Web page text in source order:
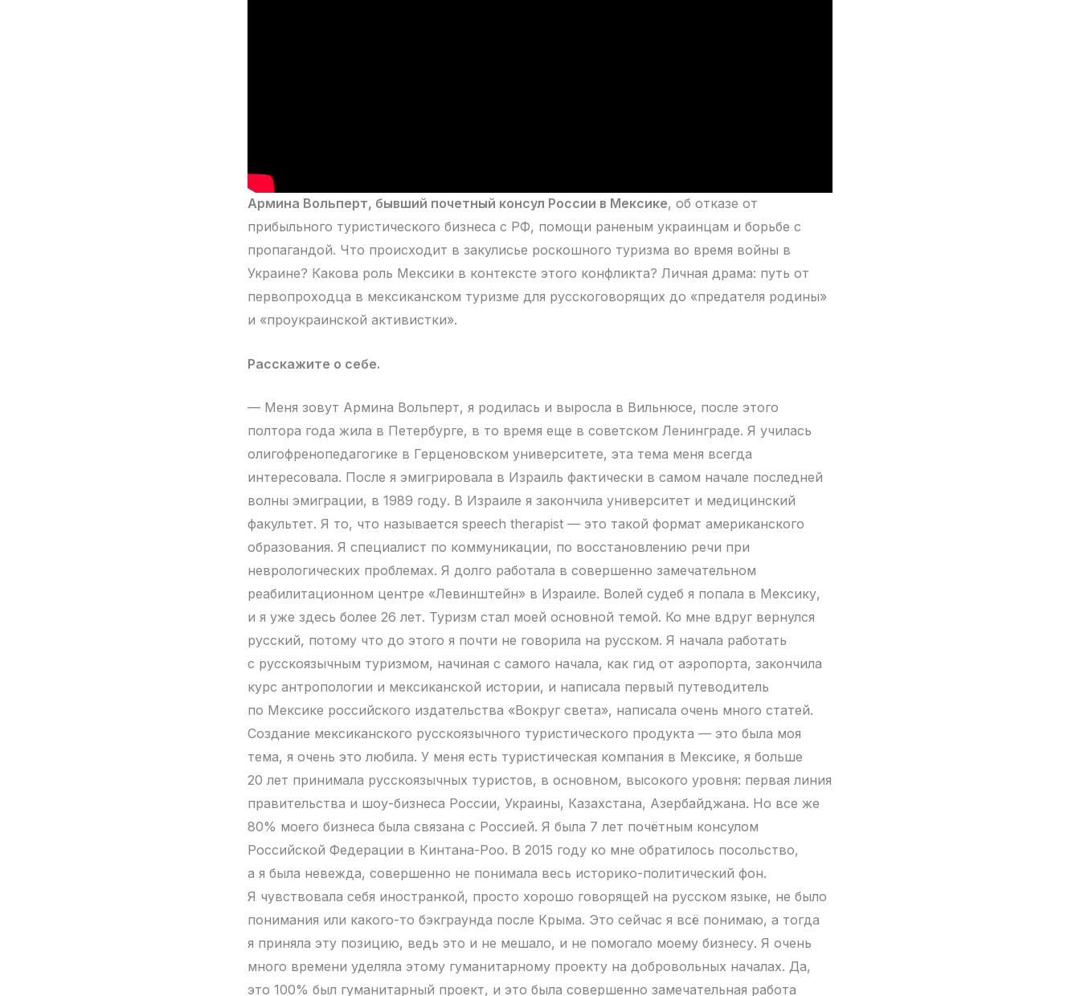
Армина Вольперт, бывший почетный консул России в Мексике, об отказе от
прибыльного туристического бизнеса с РФ, помощи раненым украинцам и борьбе с
пропагандой. Что происходит в закулисье роскошного туризма во время войны в
Украине? Какова роль Мексики в контексте этого конфликта? Личная драма: путь от
первопроходца в мексиканском туризме для русскоговорящих до «предателя родины»
и «проукраинской активистки».
Расскажите о себе.
— Меня зовут Армина Вольперт, я родилась и выросла в Вильнюсе, после этого
полтора года жила в Петербурге, в то время еще в советском Ленинграде. Я училась
олигофренопедагогике в Герценовском университете, эта тема меня всегда
интересовала. После я эмигрировала в Израиль фактически в самом начале последней
волны эмиграции, в 1989 году. В Израиле я закончила университет и медицинский
факультет. Я то, что называется speech therapist — это такой формат американского
образования. Я специалист по коммуникации, по восстановлению речи при
неврологических проблемах. Я долго работала в совершенно замечательном
реабилитационном центре «Левинштейн» в Израиле. Волей судеб я попала в Мексику,
и я уже здесь более 26 лет. Туризм стал моей основной темой. Ко мне вдруг вернулся
русский, потому что до этого я почти не говорила на русском. Я начала работать
с русскоязычным туризмом, начиная с самого начала, как гид от аэропорта, закончила
курс антропологии и мексиканской истории, и написала первый путеводитель
по Мексике российского издательства «Вокруг света», написала очень много статей.
Создание мексиканского русскоязычного туристического продукта — это была моя
тема, я очень это любила. У меня есть туристическая компания в Мексике, я больше
20 лет принимала русскоязычных туристов, в основном, высокого уровня: первая линия
правительства и шоу-бизнеса России, Украины, Казахстана, Азербайджана. Но все же
80% моего бизнеса была связана с Россией. Я была 7 лет почётным консулом
Российской Федерации в Кинтана-Роо. В 2015 году ко мне обратилось посольство,
а я была невежда, совершенно не понимала весь историко-политический фон.
Я чувствовала себя иностранкой, просто хорошо говорящей на русском языке, не было
понимания или какого-то бэкграунда после Крыма. Это сейчас я всё понимаю, а тогда
я приняла эту позицию, ведь это и не мешало, и не помогало моему бизнесу. Я очень
много времени уделяла этому гуманитарному проекту на добровольных началах. Да,
это 100% был гуманитарный проект, и это была совершенно замечательная работа